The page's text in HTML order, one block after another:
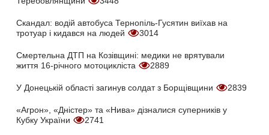
Скандал: водій автобуса Тернопіль-Гусятин виїхав на
тротуар і кидався на людей
3014
Смертельна ДТП на Козівщині: медики не врятували
життя 16-річного мотоцикліста
2889
У Донецькій області загинув солдат з Борщівщини 2839
«Агрон», «Дністер» та «Нива» дізналися суперників у
Кубку України
2741